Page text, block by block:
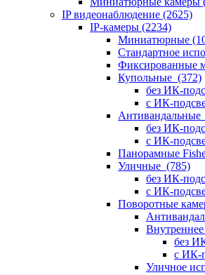
IP видеонаблюдение (2625)
IP-камеры (2234)
Миниатюрные
Стандартное
Фиксированные
Купольные (372)
без ИК-
с ИК-
Антивандальные
без ИК-
с ИК-
Панорамные
Уличные (785)
без ИК-
с ИК-
Поворотные
без
с ИК-
Уличное